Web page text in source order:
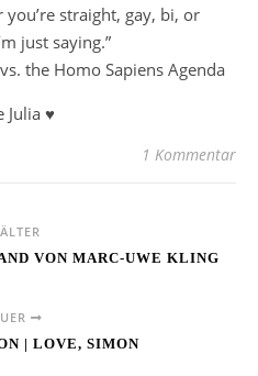
straight, gay, bi, or
just saying.”
the Homo Sapiens Agenda
Julia ♥
1 Kommentar
ÄLTER
VON MARC-UWE KLING
| LOVE, SIMON